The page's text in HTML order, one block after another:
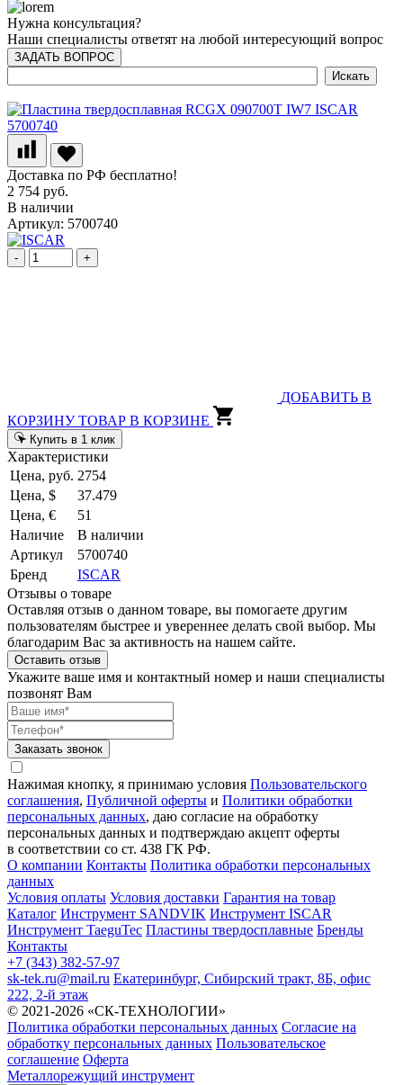
Нужна консультация?
Наши специалисты ответят на любой интересующий вопрос
ЗАДАТЬ ВОПРОС
Доставка по РФ бесплатно!
2 754 руб.
В наличии
Артикул: 5700740
- +
ДОБАВИТЬ В
КОРЗИНУ ТОВАР В КОРЗИНЕ
Купить в 1 клик
Характеристики
Цена, руб. 2754
Цена, $
37.479
Цена, €
51
Наличие
В наличии
Артикул
5700740
Бренд
ISCAR
Отзывы о товаре
Оставляя отзыв о данном товаре, вы помогаете другим
пользователям быстрее и увереннее делать свой выбор. Мы
благодарим Вас за активность на нашем сайте.
Оставить отзыв
Укажите ваше имя и контактный номер и наши специалисты
позвонят Вам
Заказать звонок
Нажимая кнопку, я принимаю условия Пользовательского
соглашения, Публичной оферты и Политики обработки
персональных данных, даю согласие на обработку
персональных данных и подтверждаю акцепт оферты
в соответствии со ст. 438 ГК РФ.
О компании Контакты Политика обработки персональных
данных
Условия оплаты Условия доставки Гарантия на товар
Каталог Инструмент SANDVIK Инструмент ISCAR
Инструмент TaeguTec Пластины твердосплавные Бренды
Контакты
+7 (343) 382-57-97
sk-tek.ru@mail.ru Екатеринбург, Сибирский тракт, 8Б, офис
222, 2-й этаж
© 2021-2026 «СК-ТЕХНОЛОГИИ»
Политика обработки персональных данных Согласие на
обработку персональных данных Пользовательское
соглашение Оферта
Металлорежущий инструмент